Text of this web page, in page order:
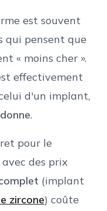
est souvent
qui pensent que
« moins cher ».
effectivement
d'un implant,
.
pour le
des prix
(implant
zircone) coûte